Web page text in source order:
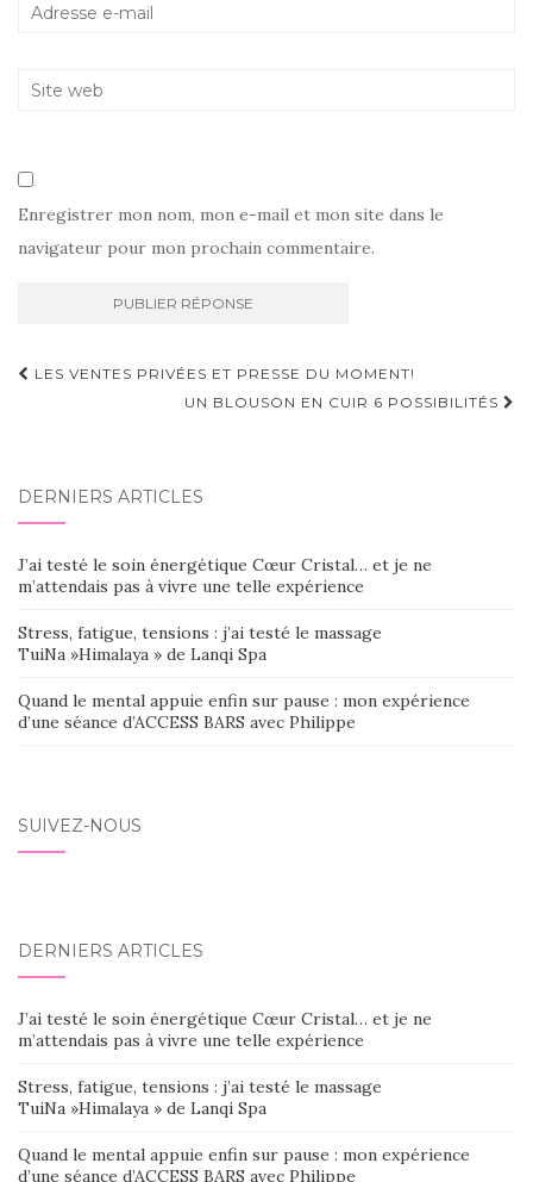
Enregistrer mon nom, mon e-mail et mon site dans le
navigateur pour mon prochain commentaire.
Navigation
LES VENTES PRIVÉES ET PRESSE DU MOMENT!
UN BLOUSON EN CUIR 6 POSSIBILITÉS
DERNIERS ARTICLES
J’ai testé le soin énergétique Cœur Cristal… et je ne
m’attendais pas à vivre une telle expérience
Stress, fatigue, tensions : j’ai testé le massage
TuiNa »Himalaya » de Lanqi Spa
Quand le mental appuie enfin sur pause : mon expérience
d’une séance d’ACCESS BARS avec Philippe
SUIVEZ-NOUS
DERNIERS ARTICLES
J’ai testé le soin énergétique Cœur Cristal… et je ne
m’attendais pas à vivre une telle expérience
Stress, fatigue, tensions : j’ai testé le massage
TuiNa »Himalaya » de Lanqi Spa
Quand le mental appuie enfin sur pause : mon expérience
d’une séance d’ACCESS BARS avec Philippe